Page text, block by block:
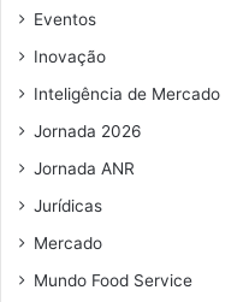
e
a
i
Eventos
Inovação
Inteligência de Mercado
Jornada 2026
Jornada ANR
Jurídicas
Mercado
Mundo Food Service